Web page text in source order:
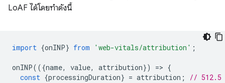
LoAF ได้โดยทำดังนี้
import {onINP} from 'web-vitals/attribution' ;
onINP(({name, value, attribution}) => {
const {processingDuration} = attribution ; // 512.5